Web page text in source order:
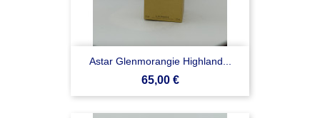
Astar Glenmorangie Highland...
Prezzo
65,00 €